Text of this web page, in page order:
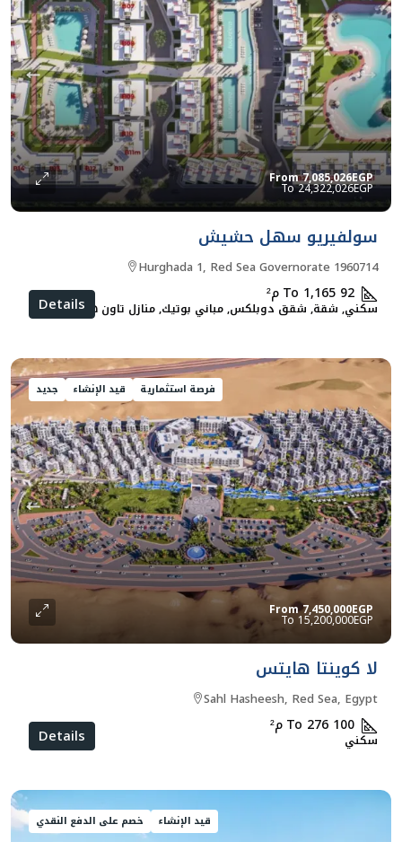
From7,085,026EGP
24,322,026EGP
سولفيريو سهل حشيش
Hurghada 1, Red Sea Governorate 1960714
92 To 1,165 م²
سكني, شقة, شقق دوبلكس, مباني بوتيك, منازل تاون هاوسDetails
فرصة استثمارية قيد الإنشاء جديد
From7,450,000EGP
15,200,000EGP
لا كوينتا هايتس
Sahl Hasheesh, Red Sea, Egypt
100 To 276 م²
سكني Details
قيد الإنشاء خصم على الدفع النقدي